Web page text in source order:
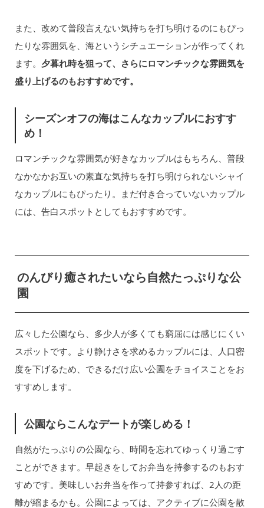
また、改めて普段言えない気持ちを打ち明けるのにもぴっ
たりな雰囲気を、海というシチュエーションが作ってくれ
ます。 夕暮れ時を狙って、さらにロマンチックな雰囲気を
盛り上げるのもおすすめです。
シーズンオフの海はこんなカップルにおすす
め！
ロマンチックな雰囲気が好きなカップルはもちろん、普段
なかなかお互いの素直な気持ちを打ち明けられないシャイ
なカップルにもぴったり。まだ付き合っていないカップル
には、告白スポットとしてもおすすめです。
のんびり癒されたいなら自然たっぷりな公
園
広々した公園なら、多少人が多くても窮屈には感じにくい
スポットです。より静けさを求めるカップルには、人口密
度を下げるため、できるだけ広い公園をチョイスことをお
すすめします。
公園ならこんなデートが楽しめる！
自然がたっぷりの公園なら、時間を忘れてゆっくり過ごす
ことができます。早起きをしてお弁当を持参するのもおす
すめです。美味しいお弁当を作って持参すれば、2人の距
離が縮まるかも。公園によっては、アクティブに公園を散